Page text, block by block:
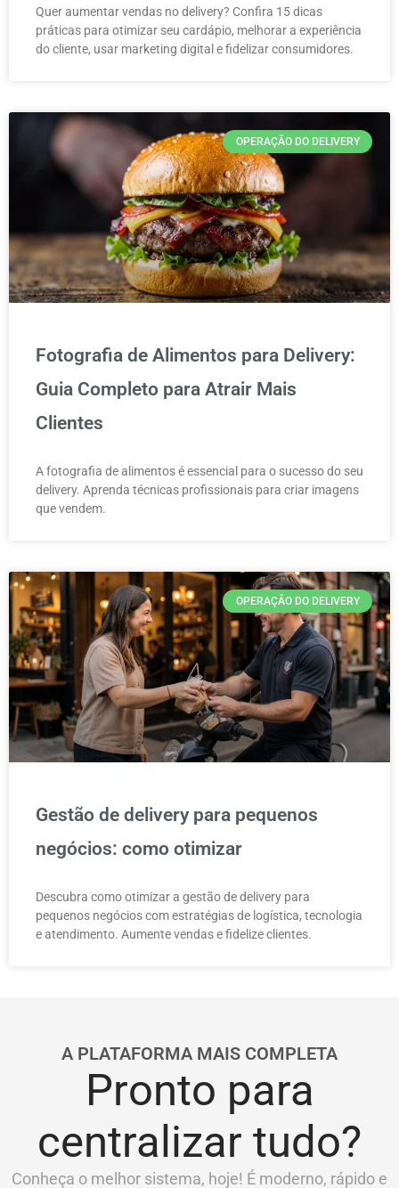
Quer aumentar vendas no delivery? Confira 15 dicas
práticas para otimizar seu cardápio, melhorar a experiência
do cliente, usar marketing digital e fidelizar consumidores.
OPERAÇÃO DO DELIVERY
Fotografia de Alimentos para Delivery:
Guia Completo para Atrair Mais
Clientes
A fotografia de alimentos é essencial para o sucesso do seu
delivery. Aprenda técnicas profissionais para criar imagens
que vendem.
OPERAÇÃO DO DELIVERY
Gestão de delivery para pequenos
negócios: como otimizar
Descubra como otimizar a gestão de delivery para
pequenos negócios com estratégias de logística, tecnologia
e atendimento. Aumente vendas e fidelize clientes.
A PLATAFORMA MAIS COMPLETA
Pronto para
centralizar tudo?
Conheça o melhor sistema, hoje! É moderno, rápido e